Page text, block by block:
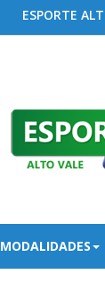
ESPORTE
MODALIDADES